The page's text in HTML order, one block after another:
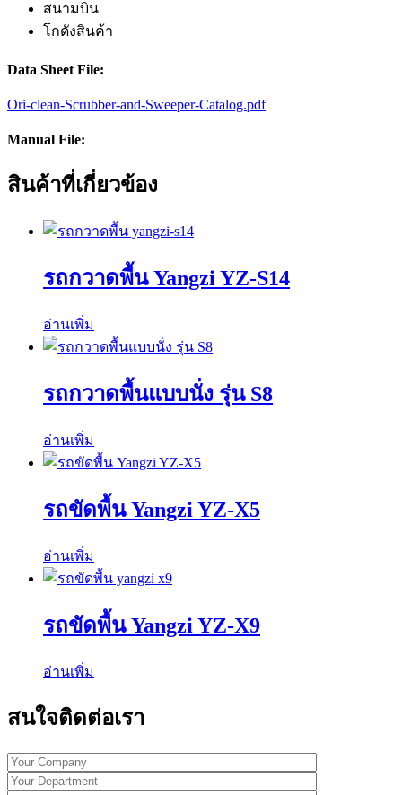
สนามบิน
โกดังสินค้า
Data Sheet File:
Ori-clean-Scrubber-and-Sweeper-Catalog.pdf
Manual File:
สินค้าที่เกี่ยวข้อง
รถกวาดพื้น Yangzi YZ-S14
อ่านเพิ่ม
รถกวาดพื้นแบบนั่ง รุ่น S8
อ่านเพิ่ม
รถขัดพื้น Yangzi YZ-X5
อ่านเพิ่ม
รถขัดพื้น Yangzi YZ-X9
อ่านเพิ่ม
สนใจติดต่อเรา